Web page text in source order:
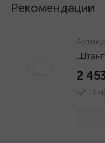
Рекомендации
2
В